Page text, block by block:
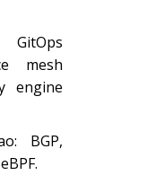
mesh
engine
BGP,